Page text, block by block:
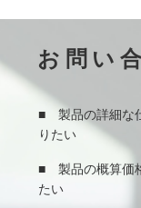
お問い
■ 製品の詳細な
りたい
■ 製品の概算価
たい